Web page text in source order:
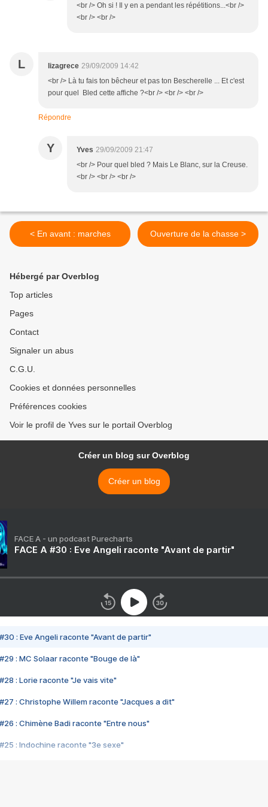
<br /> Oh si ! Il y en a pendant les répétitions...<br />
<br /> <br />
L lizagrece 29/09/2009 14:42
<br /> Là tu fais ton bêcheur et pas ton Bescherelle ... Et c'est
pour quel Bled cette affiche ?<br /> <br /> <br />
Répondre
Y Yves 29/09/2009 21:47
<br /> Pour quel bled ? Mais Le Blanc, sur la Creuse.
<br /> <br /> <br />
< En avant : marches Ouverture de la chasse >
Hébergé par Overblog
Top articles
Pages
Contact
Signaler un abus
C.G.U.
Cookies et données personnelles
Préférences cookies
Voir le profil de Yves sur le portail Overblog
Créer un blog sur Overblog
Créer un blog
FACE A - un podcast Purecharts
FACE A #30 : Eve Angeli raconte "Avant de partir"
#30 : Eve Angeli raconte "Avant de partir"
#29 : MC Solaar raconte "Bouge de là"
#28 : Lorie raconte "Je vais vite"
#27 : Christophe Willem raconte "Jacques a dit"
#26 : Chimène Badi raconte "Entre nous"
#25 : Indochine raconte "3e sexe"